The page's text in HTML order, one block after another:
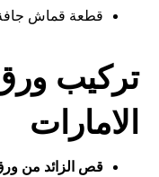
قطعة قماش
تركيب
الامارات
قص الزائد من